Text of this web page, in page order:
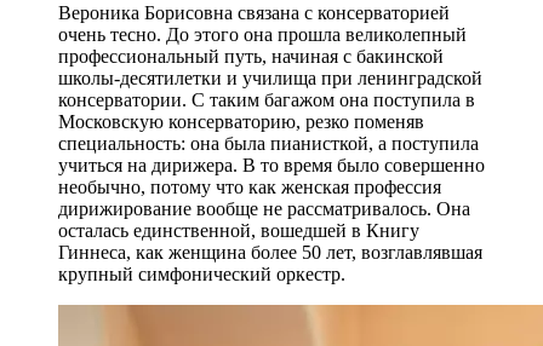
Вероника Борисовна связана с консерваторией
очень тесно. До этого она прошла великолепный
профессиональный путь, начиная с бакинской
школы-десятилетки и училища при ленинградской
консерватории. С таким багажом она поступила в
Московскую консерваторию, резко поменяв
специальность: она была пианисткой, а поступила
учиться на дирижера. В то время было совершенно
необычно, потому что как женская профессия
дирижирование вообще не рассматривалось. Она
осталась единственной, вошедшей в Книгу
Гиннеса, как женщина более 50 лет, возглавлявшая
крупный симфонический оркестр.